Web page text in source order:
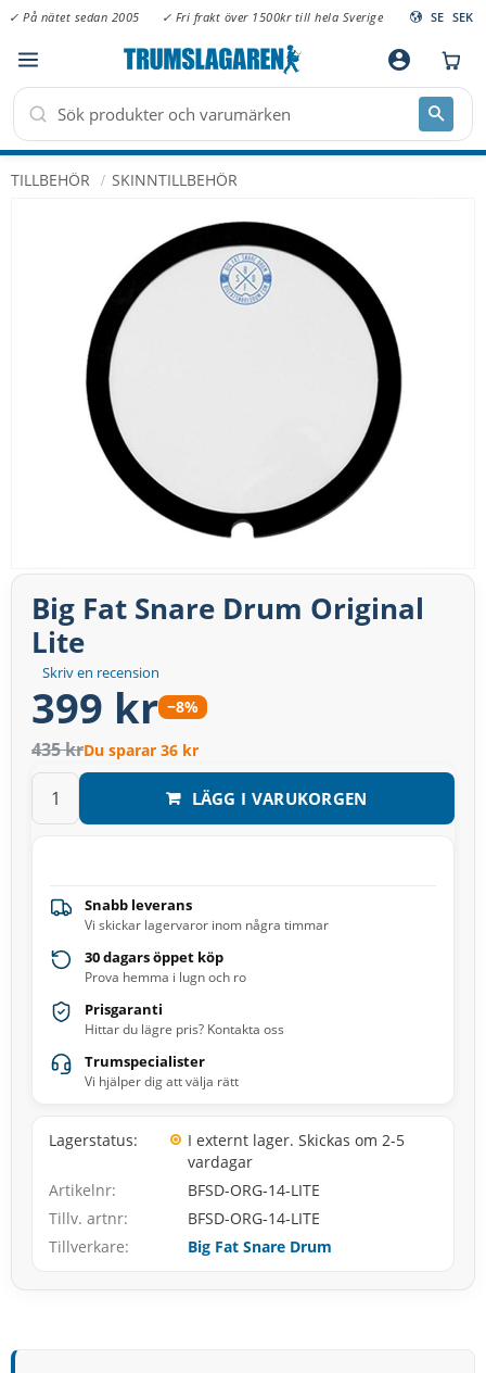
Meny
✓ På nätet sedan 2005 ✓ Fri frakt över 1500kr till hela Sverige SE SEK
account_circle
TILLBEHÖR SKINNTILLBEHÖR
Skriv en recension
Big Fat Snare Drum Original
Lite
399 kr −8%
435 krDu sparar 36 kr
LÄGG I VARUKORGEN
Snabb leverans
Vi skickar lagervaror inom några timmar
30 dagars öppet köp
Prova hemma i lugn och ro
Prisgaranti
Hittar du lägre pris? Kontakta oss
Trumspecialister
Vi hjälper dig att välja rätt
Lagerstatus
I externt lager. Skickas om 2-5
vardagar
Artikelnr
BFSD-ORG-14-LITE
Tillv. artnr
BFSD-ORG-14-LITE
Tillverkare
Big Fat Snare Drum